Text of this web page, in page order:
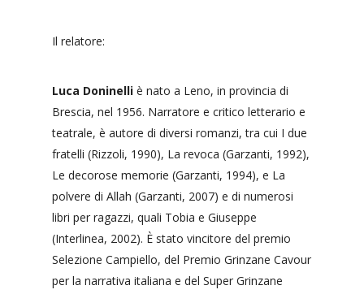
Il relatore:
Luca Doninelli è nato a Leno, in provincia di
Brescia, nel 1956. Narratore e critico letterario e
teatrale, è autore di diversi romanzi, tra cui I due
fratelli (Rizzoli, 1990), La revoca (Garzanti, 1992),
Le decorose memorie (Garzanti, 1994), e La
polvere di Allah (Garzanti, 2007) e di numerosi
libri per ragazzi, quali Tobia e Giuseppe
(Interlinea, 2002). È stato vincitore del premio
Selezione Campiello, del Premio Grinzane Cavour
per la narrativa italiana e del Super Grinzane